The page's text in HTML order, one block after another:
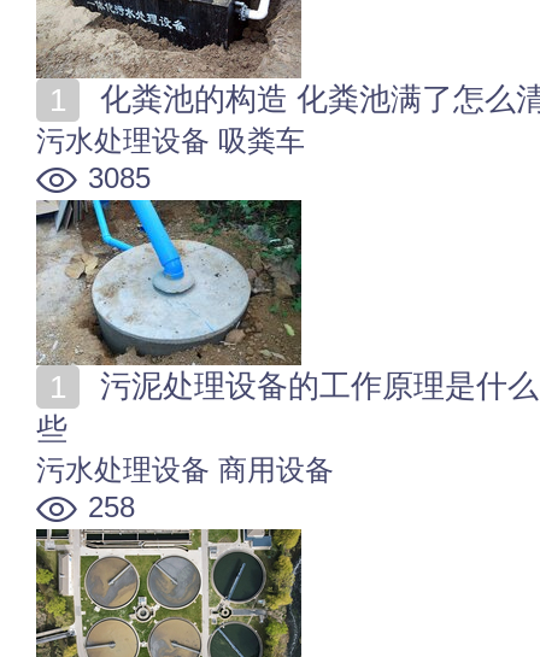
化粪池的构造 化粪池满了怎么
污水处理设备 吸粪车
3085
些
污水处理设备 商用设备
258